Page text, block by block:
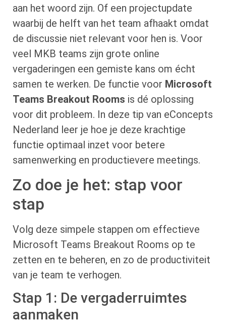
aan het woord zijn. Of een projectupdate
waarbij de helft van het team afhaakt omdat
de discussie niet relevant voor hen is. Voor
veel MKB teams zijn grote online
vergaderingen een gemiste kans om écht
samen te werken. De functie voor Microsoft
Teams Breakout Rooms is dé oplossing
voor dit probleem. In deze tip van eConcepts
Nederland leer je hoe je deze krachtige
functie optimaal inzet voor betere
samenwerking en productievere meetings.
Zo doe je het: stap voor
stap
Volg deze simpele stappen om effectieve
Microsoft Teams Breakout Rooms op te
zetten en te beheren, en zo de productiviteit
van je team te verhogen.
Stap 1: De vergaderruimtes
aanmaken